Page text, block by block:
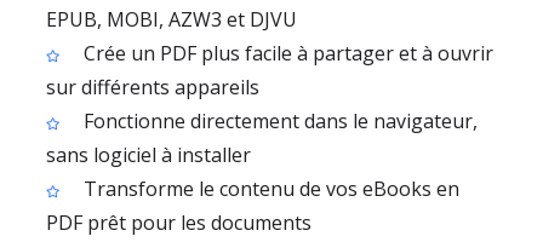
EPUB, MOBI, AZW3 et DJVU
Crée un PDF plus facile à partager et à ouvrir
sur différents appareils
Fonctionne directement dans le navigateur,
sans logiciel à installer
Transforme le contenu de vos eBooks en
PDF prêt pour les documents